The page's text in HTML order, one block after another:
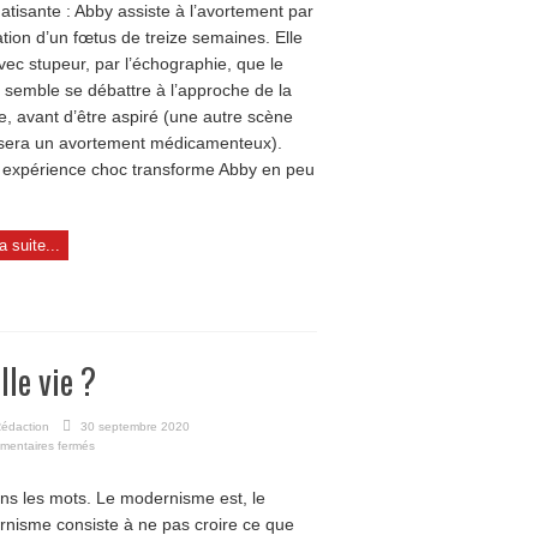
: Abby assiste à l’avortement par
d’un fœtus de treize semaines. Elle
stupeur, par l’échographie, que le
se débattre à l’approche de la
avant d’être aspiré (une autre scène
un avortement médicamenteux).
choc transforme Abby en peu
suite...
vie ?
30 septembre 2020
fermés
?
les mots. Le modernisme est, le
consiste à ne pas croire ce que